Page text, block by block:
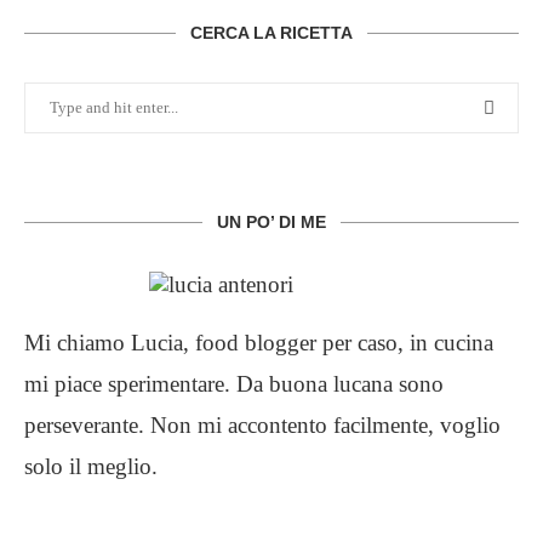
CERCA LA RICETTA
UN PO’ DI ME
Mi chiamo Lucia, food blogger per caso, in cucina
mi piace sperimentare. Da buona lucana sono
perseverante. Non mi accontento facilmente, voglio
solo il meglio.